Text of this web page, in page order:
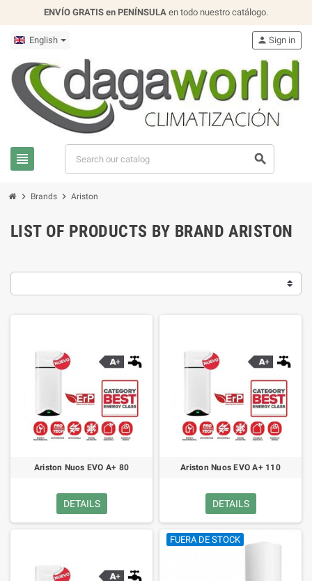
ENVÍO GRATIS en PENÍNSULA en todo nuestro catálogo.
English
view_headline search
person Sign in
chevron_right Brands chevron_right Ariston
LIST OF PRODUCTS BY BRAND ARISTON
Ariston Nuos EVO A+ 80
DETAILS
Ariston Nuos EVO A+ 110
DETAILS
FUERA DE STOCK